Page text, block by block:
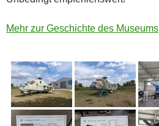
Mehr zur Geschichte des Museums